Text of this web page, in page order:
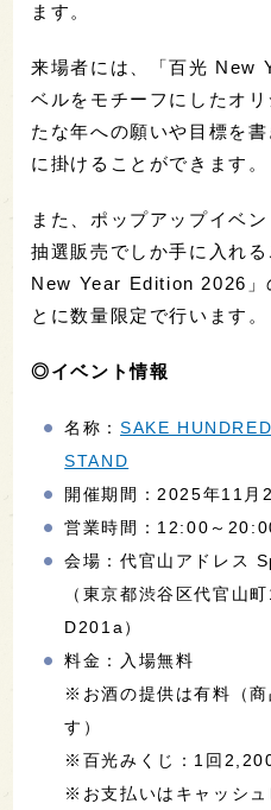
ます。
来場者には、「百光 New
ベルをモチーフにしたオ
たな年への願いや目標を
に掛けることができます。
また、ポップアップイベ
抽選販売でしか手に入れ
New Year Edition 2026」
とに数量限定で行います。
◎イベント情報
名称：SAKE
STAND
開催期間：2025年11
営業時間：12:00～
会場：代官山アドレス
（東京都渋谷区代官山
D201a）
料金：入場無料
※お酒の提供は有料（商
す）
※百光みくじ：1回2,200
※お支払いはキャッシュ